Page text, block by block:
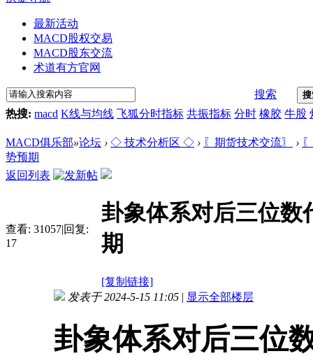
最新活动
MACD股权交易
MACD股东交流
术道有方官网
搜索
热搜: macd K线与均线 飞狐分时指标 共振指标 分时 橡胶 牛股
MACD俱乐部»论坛 › ◇ 技术分析区 ◇ › 〖期货技术交流〗 ›
势预期
返回列表
查看: 31057|回复:
17
卦象体系对后三位数
期
[复制链接]
发表于 2024-5-15 11:05 | 显示全部楼层
卦象体系对后三位